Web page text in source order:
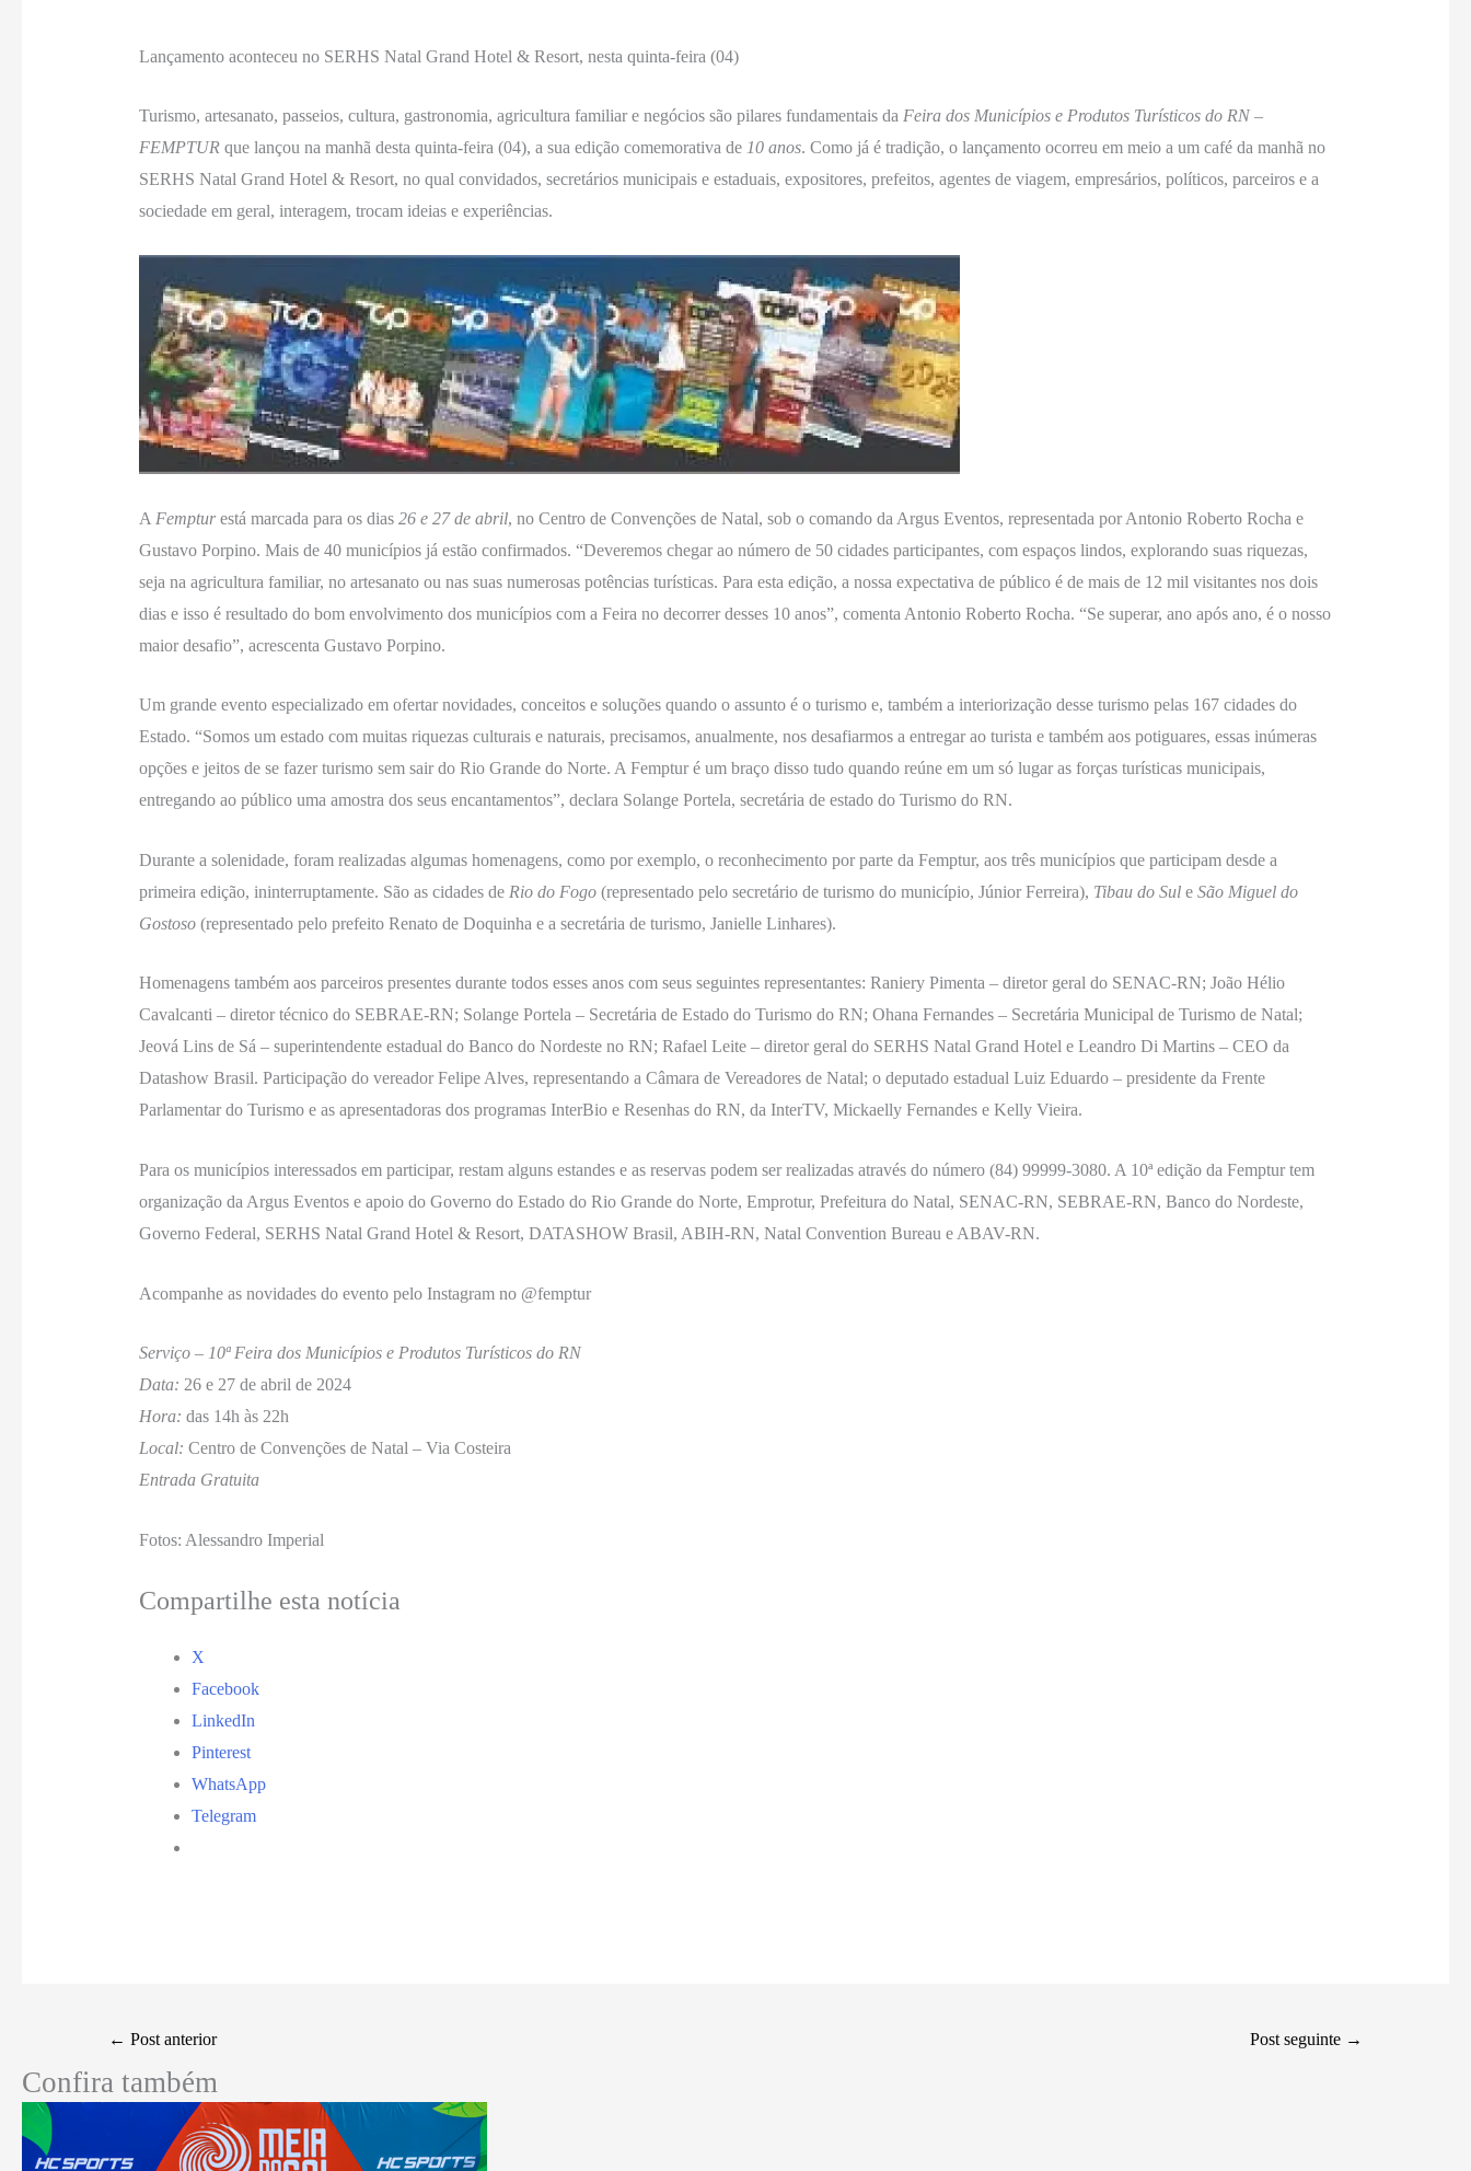
Lançamento aconteceu no SERHS Natal Grand Hotel & Resort, nesta quinta-feira (04)
Turismo, artesanato, passeios, cultura, gastronomia, agricultura familiar e negócios são pilares fundamentais da Feira dos Municípios e Produtos Turísticos do RN –
FEMPTURque lançou na manhã desta quinta-feira (04), a sua edição comemorativa de 10 anos. Como já é tradição, o lançamento ocorreu em meio a um café da manhã no
SERHS Natal Grand Hotel & Resort, no qual convidados, secretários municipais e estaduais, expositores, prefeitos, agentes de viagem, empresários, políticos, parceiros e a
sociedade em geral, interagem, trocam ideias e experiências.
A Fempturestá marcada para os dias 26 e 27 de abril, no Centro de Convenções de Natal, sob o comando da Argus Eventos, representada por Antonio Roberto Rocha e
Gustavo Porpino. Mais de 40 municípios já estão confirmados. “Deveremos chegar ao número de 50 cidades participantes, com espaços lindos, explorando suas riquezas,
seja na agricultura familiar, no artesanato ou nas suas numerosas potências turísticas. Para esta edição, a nossa expectativa de público é de mais de 12 mil visitantes nos dois
dias e isso é resultado do bom envolvimento dos municípios com a Feira no decorrer desses 10 anos”, comenta Antonio Roberto Rocha. “Se superar, ano após ano, é o nosso
maior desafio”, acrescenta Gustavo Porpino.
Um grande evento especializado em ofertar novidades, conceitos e soluções quando o assunto é o turismo e, também a interiorização desse turismo pelas 167 cidades do
Estado. “Somos um estado com muitas riquezas culturais e naturais, precisamos, anualmente, nos desafiarmos a entregar ao turista e também aos potiguares, essas inúmeras
opções e jeitos de se fazer turismo sem sair do Rio Grande do Norte. A Femptur é um braço disso tudo quando reúne em um só lugar as forças turísticas municipais,
entregando ao público uma amostra dos seus encantamentos”, declara Solange Portela, secretária de estado do Turismo do RN.
Durante a solenidade, foram realizadas algumas homenagens, como por exemplo, o reconhecimento por parte da Femptur, aos três municípios que participam desde a
primeira edição, ininterruptamente. São as cidades de Rio do Fogo(representado pelo secretário de turismo do município, Júnior Ferreira), Tibau do Sule São Miguel do
Gostoso(representado pelo prefeito Renato de Doquinha e a secretária de turismo, Janielle Linhares).
Homenagens também aos parceiros presentes durante todos esses anos com seus seguintes representantes: Raniery Pimenta – diretor geral do SENAC-RN; João Hélio
Cavalcanti – diretor técnico do SEBRAE-RN; Solange Portela – Secretária de Estado do Turismo do RN; Ohana Fernandes – Secretária Municipal de Turismo de Natal;
Jeová Lins de Sá – superintendente estadual do Banco do Nordeste no RN; Rafael Leite – diretor geral do SERHS Natal Grand Hotel e Leandro Di Martins – CEO da
Datashow Brasil. Participação do vereador Felipe Alves, representando a Câmara de Vereadores de Natal; o deputado estadual Luiz Eduardo – presidente da Frente
Parlamentar do Turismo e as apresentadoras dos programas InterBio e Resenhas do RN, da InterTV, Mickaelly Fernandes e Kelly Vieira.
Para os municípios interessados em participar, restam alguns estandes e as reservas podem ser realizadas através do número (84) 99999-3080. A 10ª edição da Femptur tem
organização da Argus Eventos e apoio do Governo do Estado do Rio Grande do Norte, Emprotur, Prefeitura do Natal, SENAC-RN, SEBRAE-RN, Banco do Nordeste,
Governo Federal, SERHS Natal Grand Hotel & Resort, DATASHOW Brasil, ABIH-RN, Natal Convention Bureau e ABAV-RN.
Acompanhe as novidades do evento pelo Instagram no @femptur
Serviço – 10ª Feira dos Municípios e Produtos Turísticos do RN
Data: 26 e 27 de abril de 2024
Hora: das 14h às 22h
Local: Centro de Convenções de Natal – Via Costeira
Entrada Gratuita
Fotos: Alessandro Imperial
Compartilhe esta notícia
X
Facebook
LinkedIn
Pinterest
WhatsApp
Telegram
← Post anterior Post seguinte →
Confira também